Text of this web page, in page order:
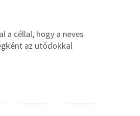
a céllal, hogy a neves
az utódokkal